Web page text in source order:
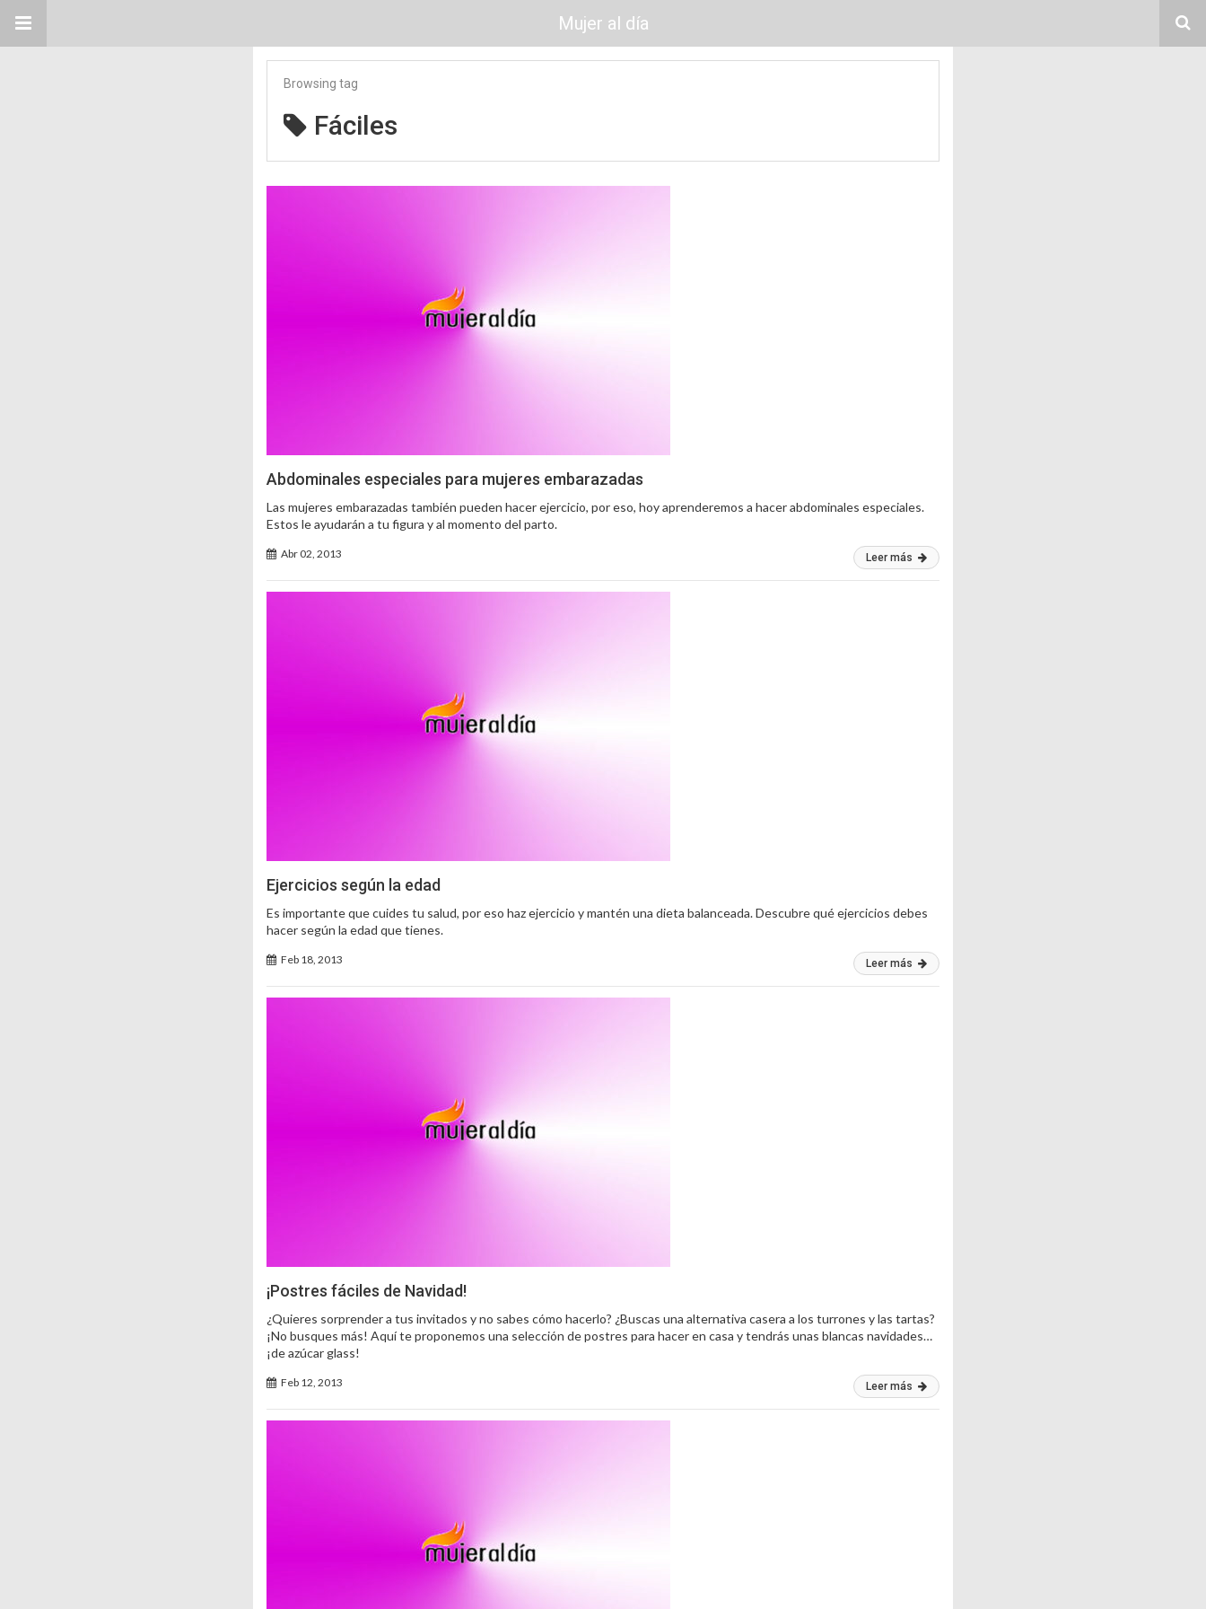
Mujer al día
Browsing tag
Fáciles
Abdominales especiales para mujeres embarazadas
Las mujeres embarazadas también pueden hacer ejercicio, por eso, hoy aprenderemos a hacer abdominales especiales.
Estos le ayudarán a tu figura y al momento del parto.
Abr 02, 2013 Leer más
Ejercicios según la edad
Es importante que cuides tu salud, por eso haz ejercicio y mantén una dieta balanceada. Descubre qué ejercicios debes
hacer según la edad que tienes.
Feb 18, 2013 Leer más
¡Postres fáciles de Navidad!
¿Quieres sorprender a tus invitados y no sabes cómo hacerlo? ¿Buscas una alternativa casera a los turrones y las tartas?
¡No busques más! Aquí te proponemos una selección de postres para hacer en casa y tendrás unas blancas navidades…
¡de azúcar glass!
Feb 12, 2013 Leer más